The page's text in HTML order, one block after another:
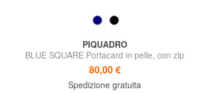
PIQUADRO
BLUE SQUARE Portacard in pelle, con zip
80,00 €
Spedizione gratuita